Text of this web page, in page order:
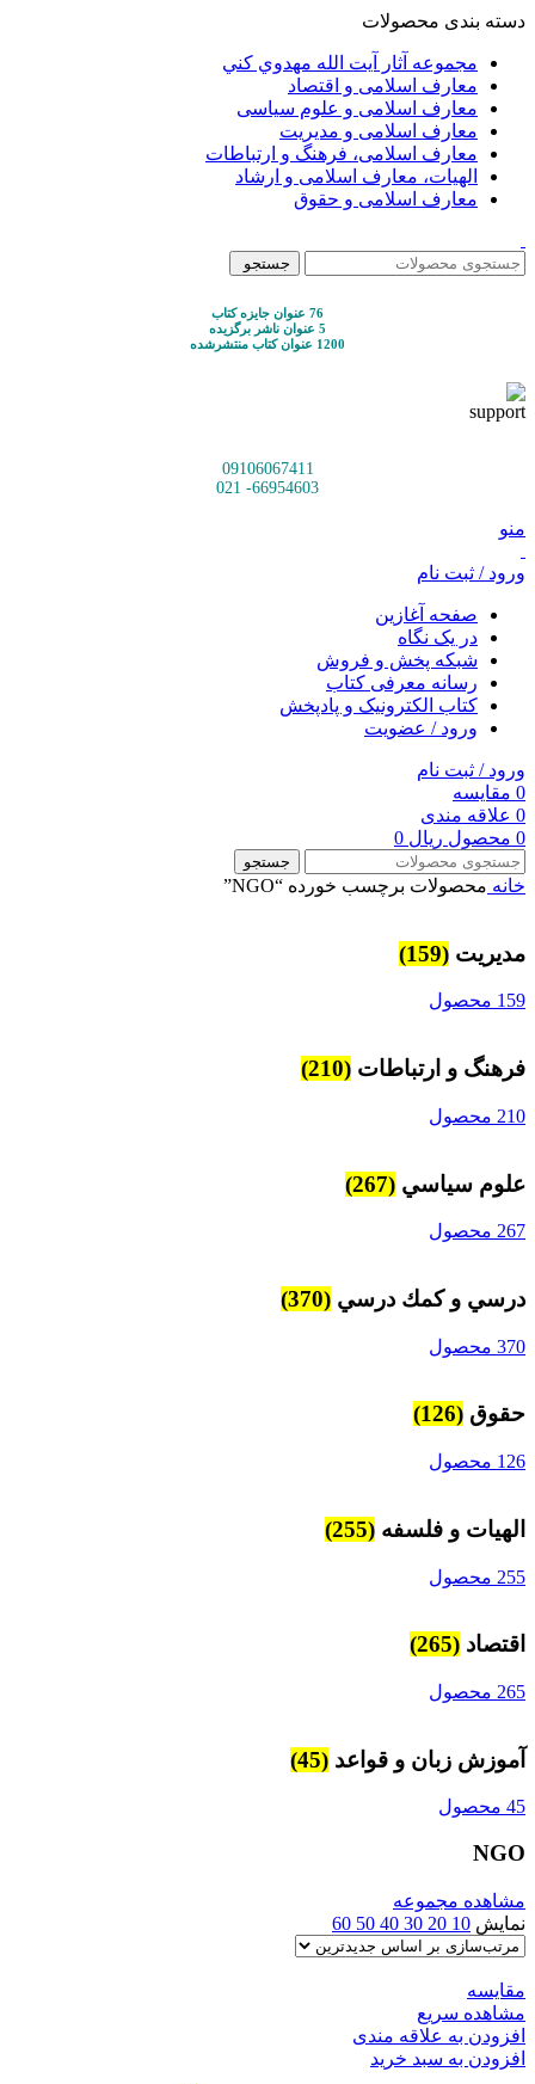
دسته بندی محصولات
مجموعه آثار آيت الله مهدوي كني
معارف اسلامی و اقتصاد
معارف اسلامی و علوم سیاسی
معارف اسلامی و مدیریت
معارف اسلامی، فرهنگ و ارتباطات
الهیات، معارف اسلامی و ارشاد
معارف اسلامی و حقوق
جستجو
76 عنوان جایزه کتاب
5 عنوان ناشر برگزیده
1200 عنوان کتاب منتشرشده
09106067411
66954603- 021
منو
ورود / ثبت نام
صفحه آغازین
در یک نگاه
شبکه پخش و فروش
رسانه معرفی کتاب
کتاب الکترونیک و پادپخش
ورود / عضویت
ورود / ثبت نام
0 مقایسه
0 علاقه مندی
0 محصول ریال
جستجو
خانه محصولات برچسب خورده “NGO”
مديريت (159)
159 محصول
فرهنگ و ارتباطات (210)
210 محصول
علوم سياسي (267)
267 محصول
درسي و كمك درسي (370)
370 محصول
حقوق (126)
126 محصول
الهیات و فلسفه (255)
255 محصول
اقتصاد (265)
265 محصول
آموزش زبان و قواعد (45)
45 محصول
NGO
مشاهده مجموعه
نمایش 10
20
30
40
50
60
مقایسه
مشاهده سریع
افزودن به علاقه مندی
افزودن به سبد خرید